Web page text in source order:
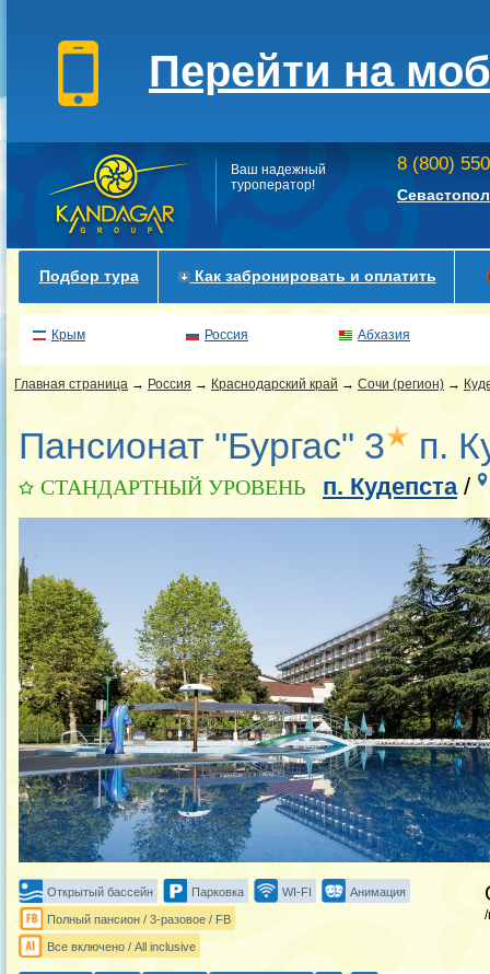
Перейти на
Ваш надежный
туроператор!
8 (800)
Подбор тура Как забронировать и оплатить
Крым Россия Абхазия
Главная страница → Россия → Краснодарский край → Сочи (регион) →
Пансионат "Бургас" 3 п.
СТАНДАРТНЫЙ УРОВЕНЬ п. Кудепста/
Открытый бассейн Парковка WI-FI Анимация
Полный пансион / 3-разовое / FB
Все включено / All inclusive